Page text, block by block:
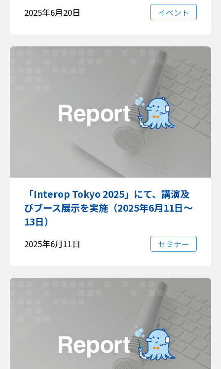
2025年6月20日 イベント
「Interop Tokyo 2025」にて、講演及
びブース展示を実施（2025年6月11日～
13日）
2025年6月11日 セミナー